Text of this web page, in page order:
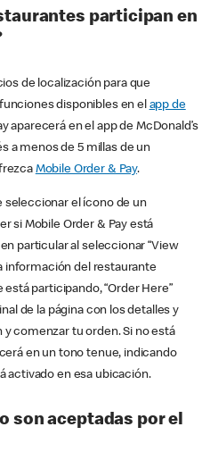
participan en
de localización para que
disponibles en el app de
aparecerá en el app de McDonald’s
a menos de 5 millas de un
Mobile Order & Pay.
seleccionar el ícono de un
si Mobile Order & Pay está
particular al seleccionar “View
información del restaurante
participando, “Order Here”
de la página con los detalles y
comenzar tu orden. Si no está
en un tono tenue, indicando
activado en esa ubicación.
son aceptadas por el